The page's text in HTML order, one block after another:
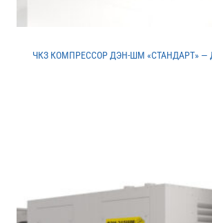
ЧКЗ КОМПРЕССОР ДЭН-ШМ «СТАНДАРТ» —